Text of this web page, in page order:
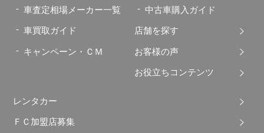
車査定相場メーカー一覧
車買取ガイド
キャンペーン・ＣＭ
中古車購入ガイド
店舗を探す
お客様の声
お役立ちコンテンツ
レンタカー
ＦＣ加盟店募集